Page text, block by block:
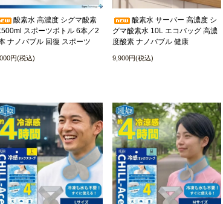
酸素水 高濃度 シグマ酸素
スポーツボトル 6本／2
ナノバブル 回復 スポーツ
円(税込)
酸素水 サーバー 高濃度 シ
グマ酸素水 10L エコバッグ 高濃
度酸素 ナノバブル 健康
9,900円(税込)